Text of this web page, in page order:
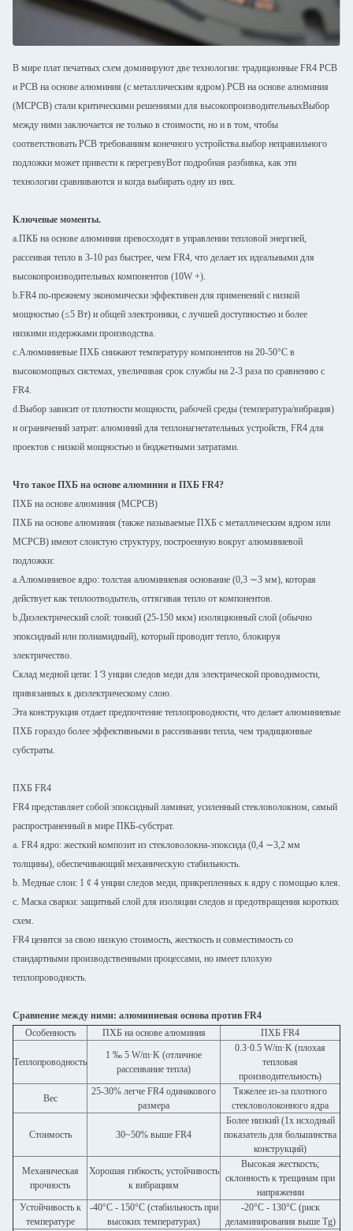
В мире плат печатных схем доминируют две технологии: традиционные FR4 PCB
и PCB на основе алюминия (с металлическим ядром).PCB на основе алюминия
(MCPCB) стали критическими решениями для высокопроизводительныхВыбор
между ними заключается не только в стоимости, но и в том, чтобы
соответствовать PCB требованиям конечного устройства.выбор неправильного
подложки может привести к перегревуВот подробная разбивка, как эти
технологии сравниваются и когда выбирать одну из них.
Ключевые моменты.
а.ПКБ на основе алюминия превосходят в управлении тепловой энергией,
рассеивая тепло в 3-10 раз быстрее, чем FR4, что делает их идеальными для
высокопроизводительных компонентов (10W +).
b.FR4 по-прежнему экономически эффективен для применений с низкой
мощностью (≤5 Вт) и общей электроники, с лучшей доступностью и более
низкими издержками производства.
c.Алюминиевые ПХБ снижают температуру компонентов на 20-50°C в
высокомощных системах, увеличивая срок службы на 2-3 раза по сравнению с
FR4.
d.Выбор зависит от плотности мощности, рабочей среды (температура/вибрация)
и ограничений затрат: алюминий для теплонагнетательных устройств, FR4 для
проектов с низкой мощностью и бюджетными затратами.
Что такое ПХБ на основе алюминия и ПХБ FR4?
ПХБ на основе алюминия (MCPCB)
ПХБ на основе алюминия (также называемые ПХБ с металлическим ядром или
MCPCB) имеют слоистую структуру, построенную вокруг алюминиевой
подложки:
а.Алюминиевое ядро: толстая алюминиевая основание (0,3 ∼3 мм), которая
действует как теплоотводытель, оттягивая тепло от компонентов.
b.Диэлектрический слой: тонкий (25-150 мкм) изоляционный слой (обычно
эпоксидный или полиамидный), который проводит тепло, блокируя
электричество.
Склад медной цепи: 1 ̊3 унции следов меди для электрической проводимости,
привязанных к диэлектрическому слою.
Эта конструкция отдает предпочтение теплопроводности, что делает алюминиевые
ПХБ гораздо более эффективными в рассеивании тепла, чем традиционные
субстраты.
ПХБ FR4
FR4 представляет собой эпоксидный ламинат, усиленный стекловолокном, самый
распространенный в мире ПКБ-субстрат.
a. FR4 ядро: жесткий композит из стекловолокна-эпоксида (0,4 ∼3,2 мм
толщины), обеспечивающий механическую стабильность.
b. Медные слои: 1 ¢ 4 унции следов меди, прикрепленных к ядру с помощью клея.
c. Маска сварки: защитный слой для изоляции следов и предотвращения коротких
схем.
FR4 ценится за свою низкую стоимость, жесткость и совместимость со
стандартными производственными процессами, но имеет плохую
теплопроводность.
Сравнение между ними: алюминиевая основа против FR4
Особенность
ПХБ на основе алюминия ПХБ FR4
Теплопроводность
1 ‰ 5 W/m·K (отличное
рассеивание тепла)
0.3·0.5 W/m·K (плохая
тепловая
производительность)
Вес
25-30% легче FR4 одинакового
размера
Тяжелее из-за плотного
стекловолоконного ядра
Стоимость 30~50% выше FR4
Более низкий (1x исходный
показатель для большинства
конструкций)
Механическая
прочность
Хорошая гибкость; устойчивость
к вибрациям
Высокая жесткость;
склонность к трещинам при
напряжении
Устойчивость к
температуре
-40°C - 150°C (стабильность при
высоких температурах)
-20°C - 130°C (риск
деламинирования выше Tg)